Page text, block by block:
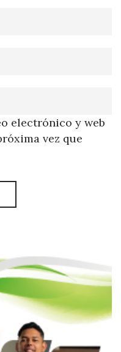
electrónico y web
vez que